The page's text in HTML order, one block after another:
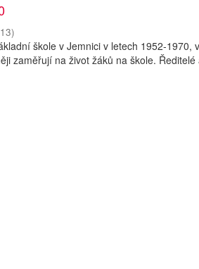
)
škole v Jemnici v letech 1952-1970,
zaměřují na život žáků na škole. Ředitelé